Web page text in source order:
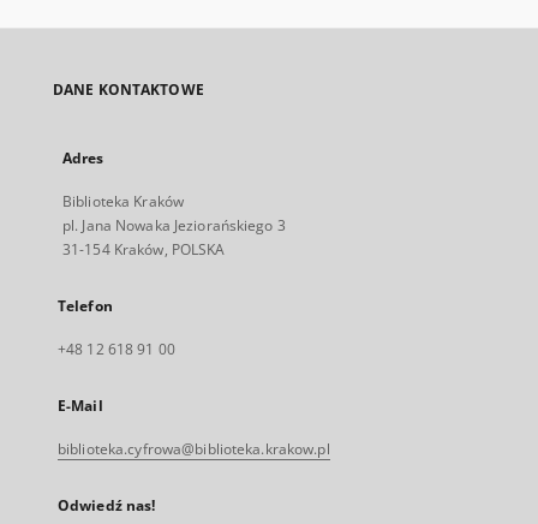
DANE KONTAKTOWE
Adres
Biblioteka Kraków
pl. Jana Nowaka Jeziorańskiego 3
31-154 Kraków, POLSKA
Telefon
+48 12 618 91 00
E-Mail
biblioteka.cyfrowa@biblioteka.krakow.pl
Odwiedź nas!